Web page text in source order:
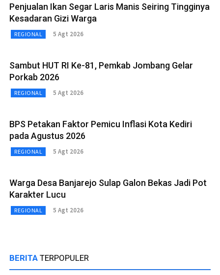
Penjualan Ikan Segar Laris Manis Seiring Tingginya
Kesadaran Gizi Warga
REGIONAL 5 Agt 2026
Sambut HUT RI Ke-81, Pemkab Jombang Gelar
Porkab 2026
REGIONAL 5 Agt 2026
BPS Petakan Faktor Pemicu Inflasi Kota Kediri
pada Agustus 2026
REGIONAL 5 Agt 2026
Warga Desa Banjarejo Sulap Galon Bekas Jadi Pot
Karakter Lucu
REGIONAL 5 Agt 2026
BERITA TERPOPULER